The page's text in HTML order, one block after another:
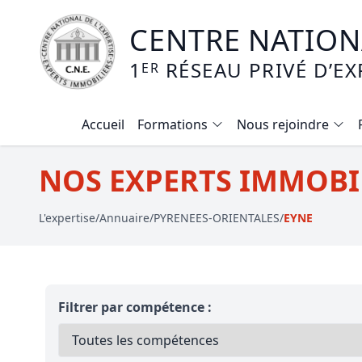
CENTRE
1 ER RÉSEAU PRIVÉ
Accueil
Formations
Formation expertise immobilière /
Expertise local commercial
Mise en copropriété
Expertise terrains agricoles,
Nous rejoindre
NOS EXPERTS
L'expertise/Annuaire/PYRENEES-ORIENTALES/EYNE
Filtrer par compétence :